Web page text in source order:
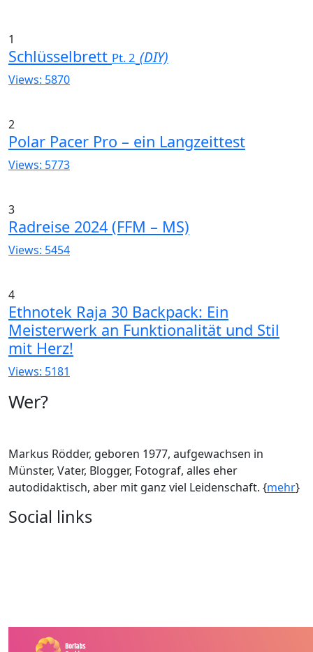
1
Schlüsselbrett Pt. 2 (DIY)
Views: 5870
2
Polar Pacer Pro – ein Langzeittest
Views: 5773
3
Radreise 2024 (FFM – MS)
Views: 5454
4
Ethnotek Raja 30 Backpack: Ein
Meisterwerk an Funktionalität und Stil
mit Herz!
Views: 5181
Wer?
Markus Rödder, geboren 1977, aufgewachsen in
Münster, Vater, Blogger, Fotograf, alles eher
autodidaktisch, aber mit ganz viel Leidenschaft. {mehr}
Social links